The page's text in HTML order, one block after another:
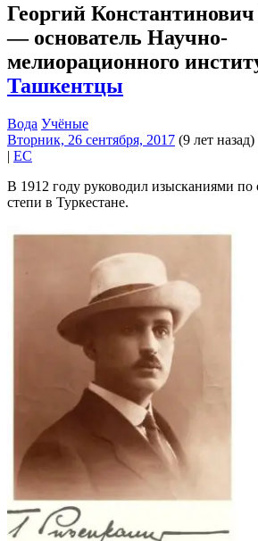
Георгий
— основатель Научно-
мелиорационного
Ташкентцы
Вода Учёные
Вторник, 26 сентября, 2017 (9 лет назад)
| EC
В 1912 году руководил изысканиями
степи в Туркестане.